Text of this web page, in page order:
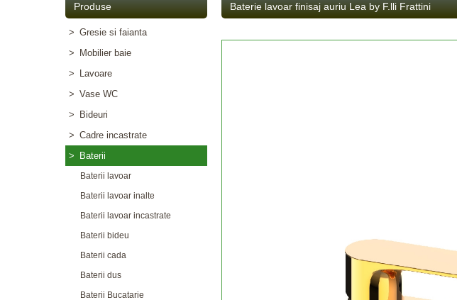
Produse
> Gresie si faianta
>
Mobilier baie
>
Lavoare
> Vase WC
>
Bideuri
> Cadre incastrate
>
Baterii
Baterii lavoar
Baterii lavoar inalte
Baterii lavoar incastrate
Baterii bideu
Baterii cada
Baterii dus
Baterii Bucatarie
Baterie lavoar finisaj auriu Lea by F.lli Frattini